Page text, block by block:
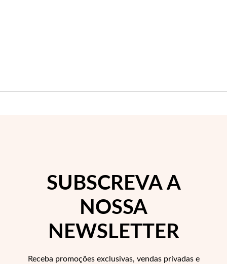
Pérolas
SUBSCREVA A
NOSSA
NEWSLETTER
Receba promoções exclusivas, vendas privadas e